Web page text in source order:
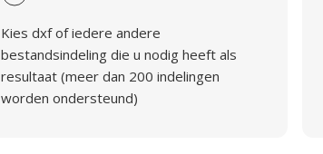
Kies dxf of iedere andere
bestandsindeling die u nodig heeft als
resultaat (meer dan 200 indelingen
worden ondersteund)